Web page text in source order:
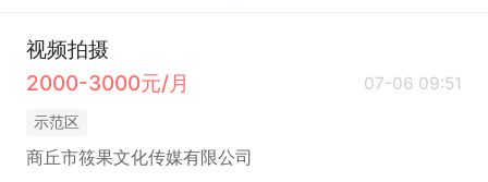
视频拍摄
2000-3000元/月
07-06 09:51
示范区
商丘市筱果文化传媒有限公司